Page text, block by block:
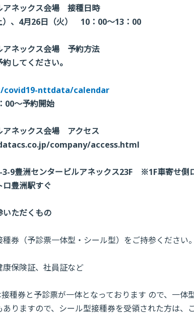
アネックス会場 接種日時
）、4月26日（火） 10：00〜13：00
アネックス会場 予約方法
してください。
covid19-nttdata/calendar
〜予約開始
アネックス会場 アクセス
company/access.html
9豊洲センタービルアネックス23F ※1F車寄せ側
豊洲駅すぐ
ただくもの
券（予診票一体型・シール型）をご持参ください。
保険証、社員証など
種券と予診票が一体となっております ので、一
りますので、シール型接種券を受領された方は、